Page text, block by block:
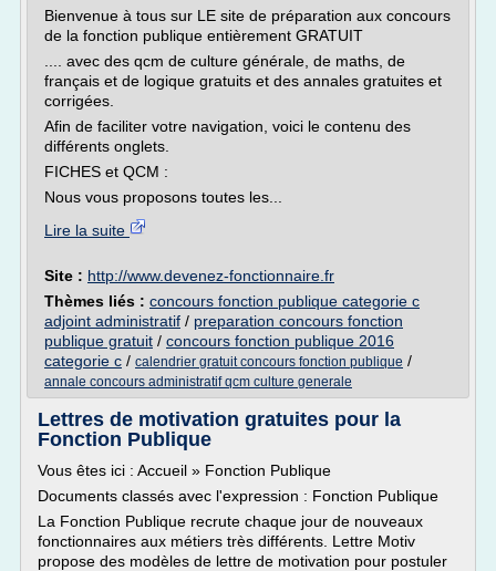
Bienvenue à tous sur LE site de préparation aux concours
de la fonction publique entièrement GRATUIT
.... avec des qcm de culture générale, de maths, de
français et de logique gratuits et des annales gratuites et
corrigées.
Afin de faciliter votre navigation, voici le contenu des
différents onglets.
FICHES et QCM :
Nous vous proposons toutes les...
Lire la suite
Site : http://www.devenez-fonctionnaire.fr
Thèmes liés : concours fonction publique categorie c
adjoint administratif / preparation concours fonction
publique gratuit / concours fonction publique 2016
categorie c / calendrier gratuit concours fonction publique /
annale concours administratif qcm culture generale
Lettres de motivation gratuites pour la
Fonction Publique
Vous êtes ici : Accueil » Fonction Publique
Documents classés avec l'expression : Fonction Publique
La Fonction Publique recrute chaque jour de nouveaux
fonctionnaires aux métiers très différents. Lettre Motiv
propose des modèles de lettre de motivation pour postuler